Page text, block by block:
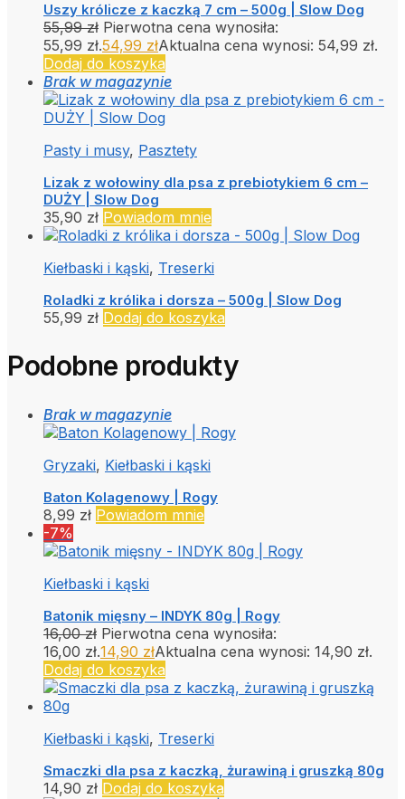
Uszy królicze z kaczką 7 cm – 500g | Slow Dog
55,99zł Pierwotna cena wynosiła:
55,99 zł.54,99 złAktualna cena wynosi: 54,99 zł.
Dodaj do koszyka
Brak w magazynie
Pasty i musy, Pasztety
Lizak z wołowiny dla psa z prebiotykiem 6 cm –
DUŻY | Slow Dog
35,90 zł Powiadom mnie
Kiełbaski i kąski, Treserki
Roladki z królika i dorsza – 500g | Slow Dog
55,99 zł Dodaj do koszyka
Podobne produkty
Brak w magazynie
Gryzaki, Kiełbaski i kąski
Baton Kolagenowy | Rogy
8,99 zł Powiadom mnie
-7%
Kiełbaski i kąski
Batonik mięsny – INDYK 80g | Rogy
16,00zł Pierwotna cena wynosiła:
16,00 zł.14,90 złAktualna cena wynosi: 14,90 zł.
Dodaj do koszyka
Kiełbaski i kąski, Treserki
Smaczki dla psa z kaczką, żurawiną i gruszką 80g
14,90 zł Dodaj do koszyka